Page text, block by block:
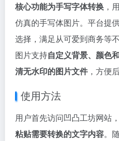
核心功能为手写字体转换 ，
仿真的手写体图片。平台提
选择，满足从可爱到商务等
图片支持自定义背景、颜色
清无水印的图片文件 ，方便
使用方法
用户首先访问凹凸工坊网站
粘贴需要转换的文字内容。